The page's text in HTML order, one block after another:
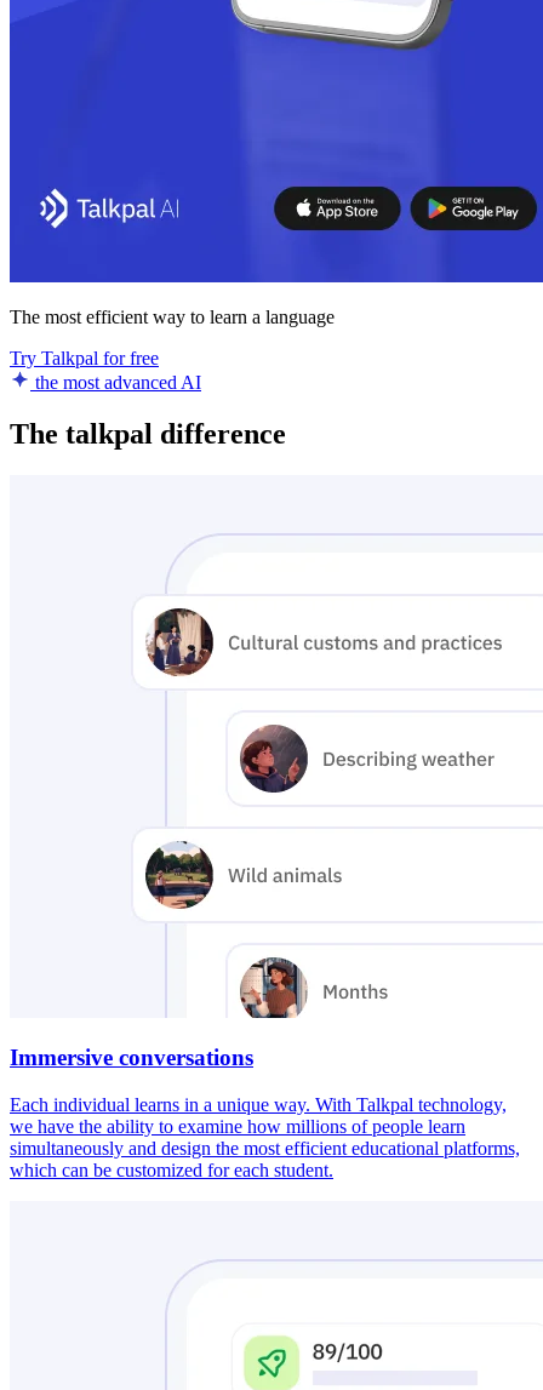
The most efficient way to learn a language
Try Talkpal for free
the most advanced AI
The talkpal difference
Immersive conversations
Each individual learns in a unique way. With Talkpal technology,
we have the ability to examine how millions of people learn
simultaneously and design the most efficient educational platforms,
which can be customized for each student.